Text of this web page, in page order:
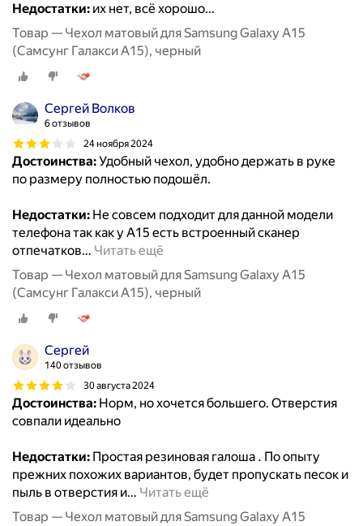
Недостатки: их нет, всё хорошо...
Товар — Чехол матовый для Samsung Galaxy A15
(Самсунг Галакси А15), черный
Сергей Волков
6 отзывов
24 ноября 2024
Достоинства:Удобный чехол, удобно держать в руке
по размеру полностью подошёл.
Недостатки: Не совсем подходит для данной модели
телефона так как у A15 есть встроенный сканер
отпечатков… Читать ещё
Товар — Чехол матовый для Samsung Galaxy A15
(Самсунг Галакси А15), черный
Сергей
140 отзывов
30 августа 2024
Достоинства: Норм, но хочется большего. Отверстия
совпали идеально
Недостатки: Простая резиновая галоша . По опыту
прежних похожих вариантов, будет пропускать песок и
пыль в отверстия и… Читать ещё
Товар — Чехол матовый для Samsung Galaxy A15